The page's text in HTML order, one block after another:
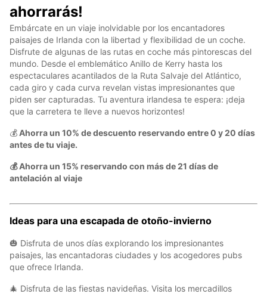
ahorrarás!
Embárcate en un viaje inolvidable por los encantadores
paisajes de Irlanda con la libertad y flexibilidad de un coche.
Disfrute de algunas de las rutas en coche más pintorescas del
mundo. Desde el emblemático Anillo de Kerry hasta los
espectaculares acantilados de la Ruta Salvaje del Atlántico,
cada giro y cada curva revelan vistas impresionantes que
piden ser capturadas. Tu aventura irlandesa te espera: ¡deja
que la carretera te lleve a nuevos horizontes!
💰Ahorra un 10% de descuento reservando entre 0 y 20 días
antes de tu viaje.
💰 Ahorra un 15% reservando con más de 21 días de
antelación al viaje
Ideas para una escapada de otoño-invierno
🎃 Disfruta de unos días explorando los impresionantes
paisajes, las encantadoras ciudades y los acogedores pubs
que ofrece Irlanda.
🎄 Disfruta de las fiestas navideñas. Visita los mercadillos